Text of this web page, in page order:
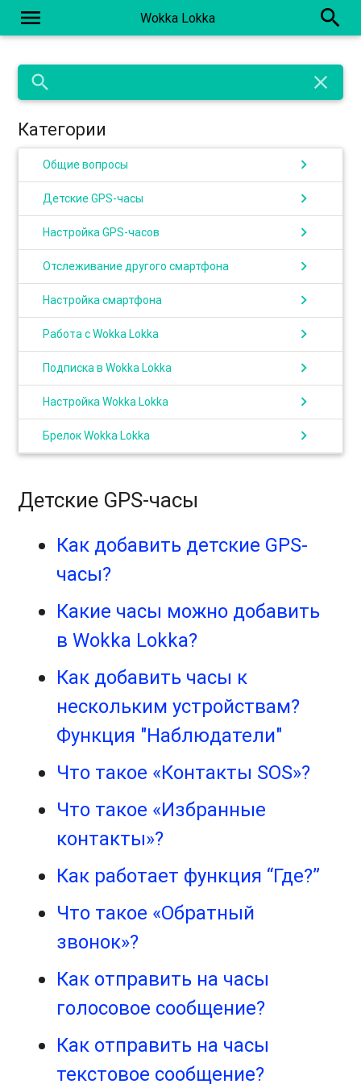
menu Wokka Lokka search
search close
Категории
Общие вопросы chevron_right
Детские GPS-часы chevron_right
Настройка GPS-часов chevron_right
Отслеживание другого смартфона chevron_right
Настройка смартфона chevron_right
Работа с Wokka Lokka chevron_right
Подписка в Wokka Lokka chevron_right
Настройка Wokka Lokka chevron_right
Брелок Wokka Lokka chevron_right
Детские GPS-часы
Как добавить детские GPS-
часы?
Какие часы можно добавить
в Wokka Lokka?
Как добавить часы к
нескольким устройствам?
Функция "Наблюдатели"
Что такое «Контакты SOS»?
Что такое «Избранные
контакты»?
Как работает функция “Где?”
Что такое «Обратный
звонок»?
Как отправить на часы
голосовое сообщение?
Как отправить на часы
текстовое сообщение?